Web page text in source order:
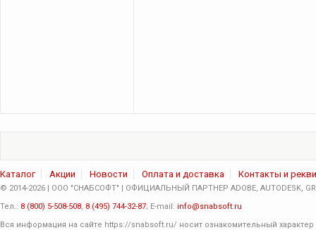
Каталог Акции Новости Оплата и доставка Контакты и
© 2014-2026 | ООО "СНАБСОФТ" | ОФИЦИАЛЬНЫЙ ПАРТНЕР ADOBE, AUTODESK,
Тел.: 8 (800) 5-508-508, 8 (495) 744-32-87; E-mail: info@snabsoft.ru
Вся информация на сайте https://snabsoft.ru/ носит ознакомительный